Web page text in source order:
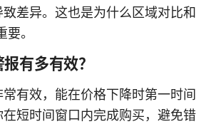
差异。这也是为什么区域对比和
。
有多有效？
有效，能在价格下降时第一时间
短时间窗口内完成购买，避免错